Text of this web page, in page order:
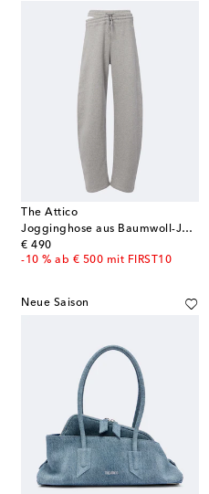
The Attico
Jogginghose aus Baumwoll-Jersey
€ 490
original price
-10 % ab € 500 mit FIRST10
Neue Saison